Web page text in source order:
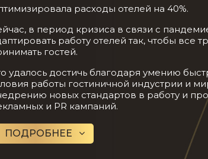
расходы отелей на 40%.
в период кризиса в связи с
работу отелей так, чтобы все
гостей.
удалось достичь благодаря умению
работы гостиничной индустрии и
новых стандартов в работу и
и PR кампаний.
ПОДРОБНЕЕ